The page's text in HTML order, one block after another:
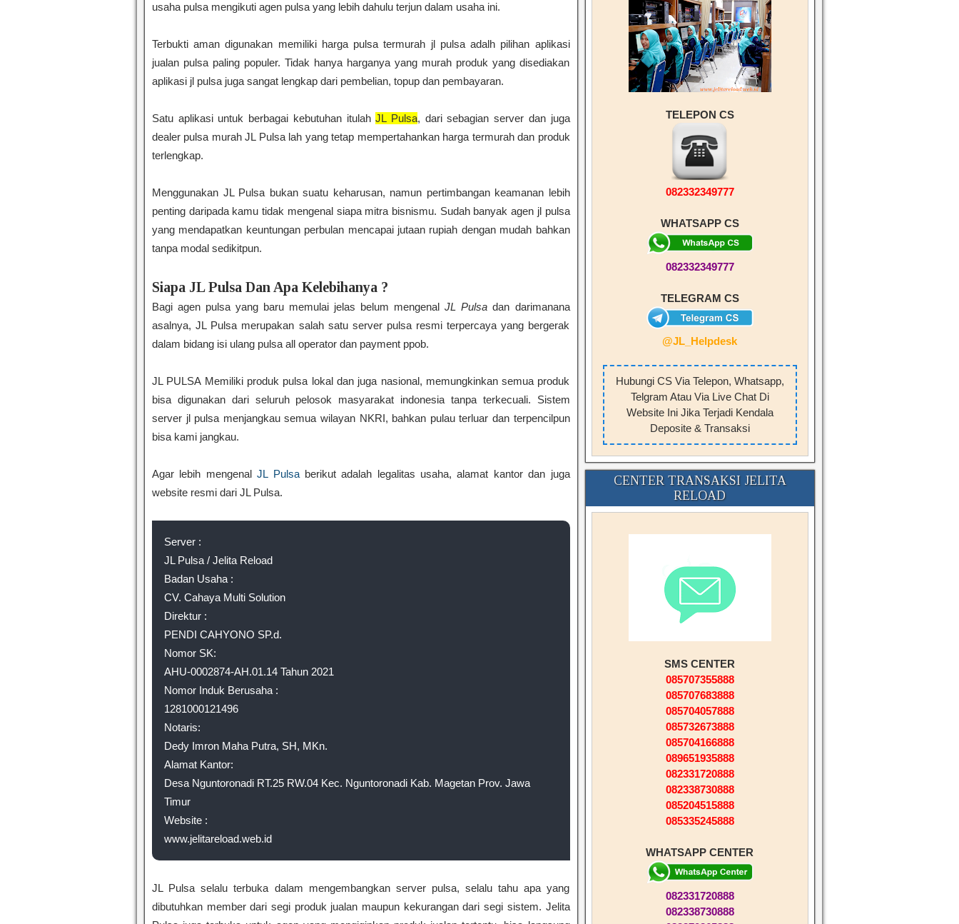
usaha pulsa mengikuti agen pulsa yang lebih dahulu terjun dalam usaha ini.
Terbukti aman digunakan memiliki harga pulsa termurah jl pulsa adalh pilihan aplikasi
jualan pulsa paling populer. Tidak hanya harganya yang murah produk yang disediakan
aplikasi jl pulsa juga sangat lengkap dari pembelian, topup dan pembayaran.
Satu aplikasi untuk berbagai kebutuhan itulahJL Pulsa, dari sebagian server dan juga
dealer pulsa murah JL Pulsa lah yang tetap mempertahankan harga termurah dan produk
terlengkap.
Menggunakan JL Pulsa bukan suatu keharusan, namun pertimbangan keamanan lebih
penting daripada kamu tidak mengenal siapa mitra bisnismu. Sudah banyak agen jl pulsa
yang mendapatkan keuntungan perbulan mencapai jutaan rupiah dengan mudah bahkan
tanpa modal sedikitpun.
Siapa JL Pulsa Dan Apa Kelebihanya ?
Bagi agen pulsa yang baru memulai jelas belum mengenalJL Pulsa dan darimanana
asalnya, JL Pulsa merupakan salah satu server pulsa resmi terpercaya yang bergerak
dalam bidang isi ulang pulsa all operator dan payment ppob.
JL PULSA Memiliki produk pulsa lokal dan juga nasional, memungkinkan semua produk
bisa digunakan dari seluruh pelosok masyarakat indonesia tanpa terkecuali. Sistem
server jl pulsa menjangkau semua wilayan NKRI, bahkan pulau terluar dan terpencilpun
bisa kami jangkau.
Agar lebih mengenalJL Pulsaberikut adalah legalitas usaha, alamat kantor dan juga
website resmi dari JL Pulsa.
Server :
JL Pulsa / Jelita Reload
Badan Usaha :
CV. Cahaya Multi Solution
Direktur :
PENDI CAHYONO SP.d.
Nomor SK:
AHU-0002874-AH.01.14 Tahun 2021
Nomor Induk Berusaha :
1281000121496
Notaris:
Dedy Imron Maha Putra, SH, MKn.
Alamat Kantor:
Desa Nguntoronadi RT.25 RW.04 Kec. Nguntoronadi Kab. Magetan Prov. Jawa
Timur
Website :
www.jelitareload.web.id
JL Pulsa selalu terbuka dalam mengembangkan server pulsa, selalu tahu apa yang
dibutuhkan member dari segi produk jualan maupun kekurangan dari segi sistem. Jelita
TELEPON CS
082332349777
WHATSAPP CS
082332349777
TELEGRAM CS
@JL_Helpdesk
Hubungi CS Via Telepon, Whatsapp,
Telgram Atau Via Live Chat Di
Website Ini Jika Terjadi Kendala
Deposite & Transaksi
CENTER TRANSAKSI JELITA
RELOAD
SMS CENTER
085707355888
085707683888
085704057888
085732673888
085704166888
089651935888
082331720888
082338730888
085204515888
085335245888
WHATSAPP CENTER
082331720888
082338730888